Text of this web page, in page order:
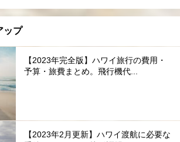
ップ
【2023年完全版】ハワイ旅行の費用・
予算・旅費まとめ。飛行機代...
【2023年2月更新】ハワイ渡航に必要な